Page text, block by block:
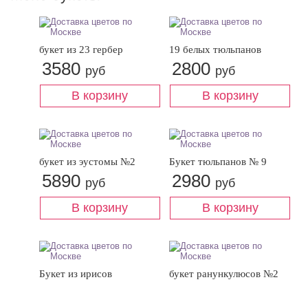
букет из 23 гербер
3580 руб
19 белых тюльпанов
2800 руб
букет из эустомы №2
5890 руб
Букет тюльпанов № 9
2980 руб
Букет из ирисов букет ранункулюсов №2